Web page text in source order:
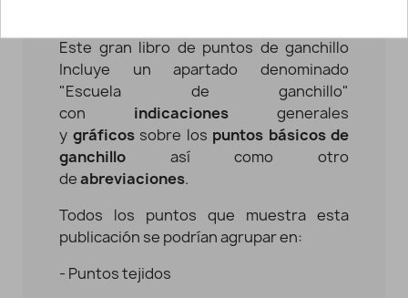
Este gran libro de puntos de ganchillo
Incluye un apartado denominado
"Escuela de ganchillo"
con indicaciones generales
y gráficossobre los puntos básicos de
ganchillo así como otro
deabreviaciones.
Todos los puntos que muestra esta
publicación se podrían agrupar en:
- Puntos tejidos